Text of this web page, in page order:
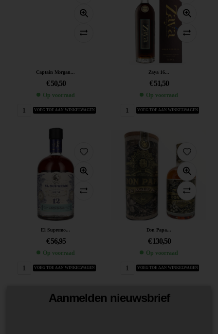
Captain Morgan...
€50,50
Op voorraad
VOEG TOE AAN WINKELWAGEN
Zaya 16...
€51,50
Op voorraad
VOEG TOE AAN WINKELWAGEN
El Supremo...
€56,95
Op voorraad
VOEG TOE AAN WINKELWAGEN
Don Papa...
€ 130,50
Op voorraad
VOEG TOE AAN WINKELWAGEN
Aanmelden nieuwsbrief